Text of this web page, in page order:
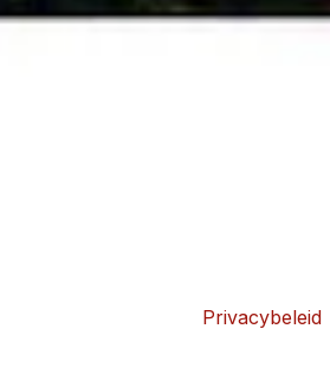
Privacybeleid